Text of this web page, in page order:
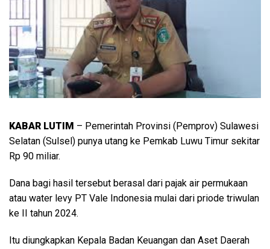
KABAR LUTIM – Pemerintah Provinsi (Pemprov) Sulawesi
Selatan (Sulsel) punya utang ke Pemkab Luwu Timur sekitar
Rp 90 miliar.
Dana bagi hasil tersebut berasal dari pajak air permukaan
atau water levy PT Vale Indonesia mulai dari priode triwulan
ke II tahun 2024.
Itu diungkapkan Kepala Badan Keuangan dan Aset Daerah